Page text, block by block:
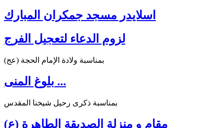
اسلايدر مسجد جمكران المبارك
لزوم الدعاء لتعجيل الفرج
بمناسبة ولادة الإمام الحجة (عج)
بلوغ المنى ...
بمناسبة ذكرى رحيل شيخنا المقدس
مقام و منزلة الصديقة الطاهرة (ع)